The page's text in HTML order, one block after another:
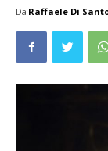
Da Raffaele Di